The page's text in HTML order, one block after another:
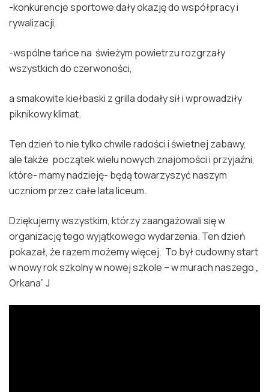
-konkurencje sportowe dały okazję do współpracy i
rywalizacji,
-wspólne tańce na świeżym powietrzu rozgrzały
wszystkich do czerwoności,
a smakowite kiełbaski z grilla dodały sił i wprowadziły
piknikowy klimat.
Ten dzień to nie tylko chwile radości i świetnej zabawy,
ale także początek wielu nowych znajomości i przyjaźni,
które- mamy nadzieję- będą towarzyszyć naszym
uczniom przez całe lata liceum.
Dziękujemy wszystkim, którzy zaangażowali się w
organizację tego wyjątkowego wydarzenia. Ten dzień
pokazał, że razem możemy więcej. To był cudowny start
w nowy rok szkolny w nowej szkole – w murach naszego „
Orkana” J